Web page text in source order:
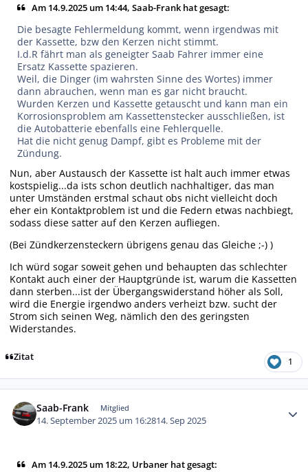
Am 14.9.2025 um 14:44, Saab-Frank hat gesagt:
Die besagte Fehlermeldung kommt, wenn irgendwas mit
der Kassette, bzw den Kerzen nicht stimmt.
I.d.R fährt man als geneigter Saab Fahrer immer eine
Ersatz Kassette spazieren.
Weil, die Dinger (im wahrsten Sinne des Wortes) immer
dann abrauchen, wenn man es gar nicht braucht.
Wurden Kerzen und Kassette getauscht und kann man ein
Korrosionsproblem am Kassettenstecker ausschließen, ist
die Autobatterie ebenfalls eine Fehlerquelle.
Hat die nicht genug Dampf, gibt es Probleme mit der
Zündung.
Nun, aber Austausch der Kassette ist halt auch immer etwas
kostspielig...da ists schon deutlich nachhaltiger, das man
unter Umständen erstmal schaut obs nicht vielleicht doch
eher ein Kontaktproblem ist und die Federn etwas nachbiegt,
sodass diese satter auf den Kerzen aufliegen.
(Bei Zündkerzensteckern übrigens genau das Gleiche ;-) )
Ich würd sogar soweit gehen und behaupten das schlechter
Kontakt auch einer der Hauptgründe ist, warum die Kassetten
dann sterben...ist der Übergangswiderstand höher als Soll,
wird die Energie irgendwo anders verheizt bzw. sucht der
Strom sich seinen Weg, nämlich den des geringsten
Widerstandes.
Zitat 1
Saab-Frank Mitglied
14. September 2025 um 16:2814. Sep 2025
Am 14.9.2025 um 18:22, Urbaner hat gesagt: